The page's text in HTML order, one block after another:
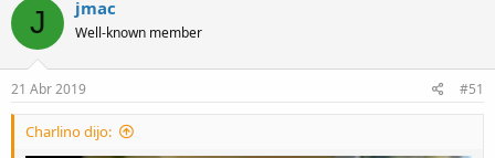
J jmac
Well-known member
21 Abr 2019 #51
Charlino dijo: